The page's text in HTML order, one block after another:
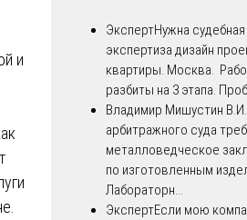
и
ЭкспертНужна судебная
экспертиза дизайн
квартиры. Москва.
разбиты на 3 этапа.
Владимир Мишустин В.И.
арбитражного суда
металловедческое
по изготовленным
Лабораторн...
ЭкспертЕсли мою